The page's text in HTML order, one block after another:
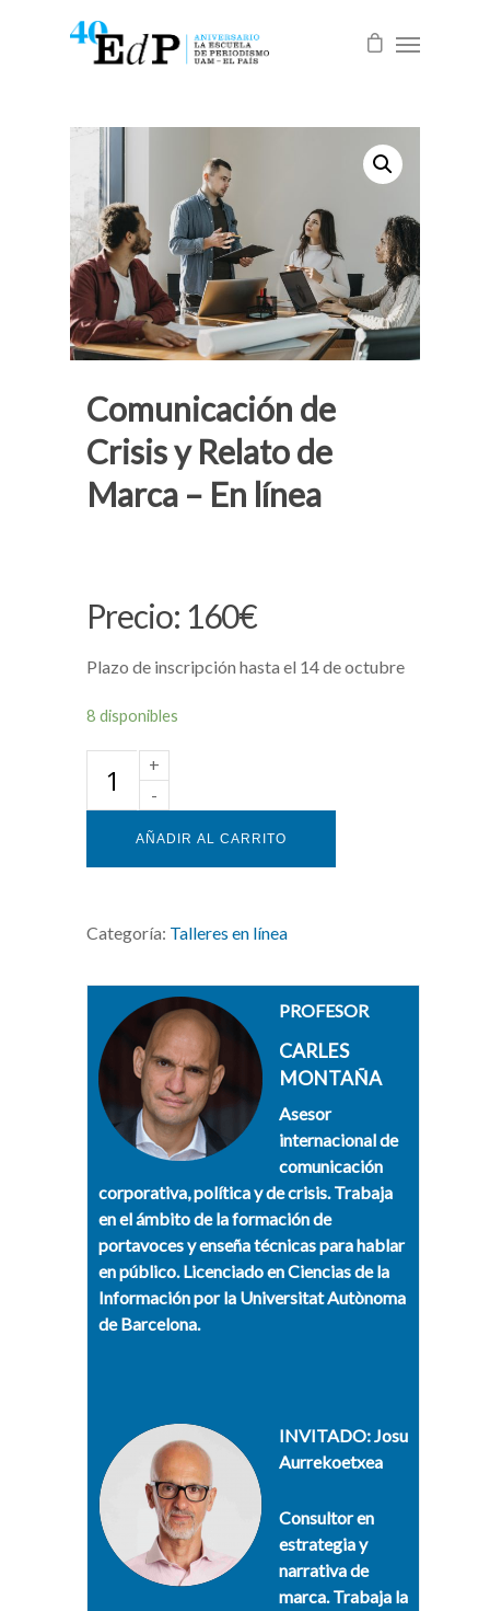
Comunicación de
Crisis y Relato de
Marca – En línea
160€
Plazo de inscripción hasta el 14 de octubre
8 disponibles
AÑADIR AL CARRITO
Categoría: Talleres en línea
PROFESOR
CARLES
MONTAÑA
Asesor
internacional de
comunicación
corporativa, política y de crisis. Trabaja
en el ámbito de la formación de
portavoces y enseña técnicas para hablar
en público. Licenciado en Ciencias de la
Información por la Universitat Autònoma
de Barcelona.
INVITADO: Josu
Aurrekoetxea
Consultor en
estrategia y
narrativa de
marca. Trabaja la